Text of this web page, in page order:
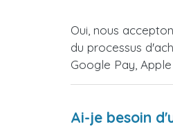
Oui, nous
du processus
Google Pay,
Ai-je besoin